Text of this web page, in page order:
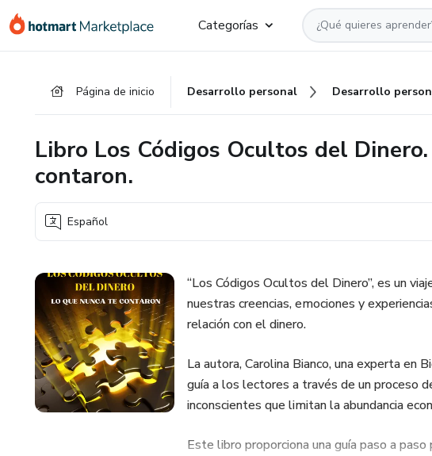
Categorías
Página de inicio Desarrollo personal Desarrollo
Libro Los Códigos Ocultos del
contaron.
Español
“Los Códigos Ocultos del Dinero”, es un
nuestras creencias, emociones y
relación con el dinero.
La autora, Carolina Bianco, una experta en
guía a los lectores a través de un proceso
inconscientes que limitan la abundancia
Este libro proporciona una guía paso a